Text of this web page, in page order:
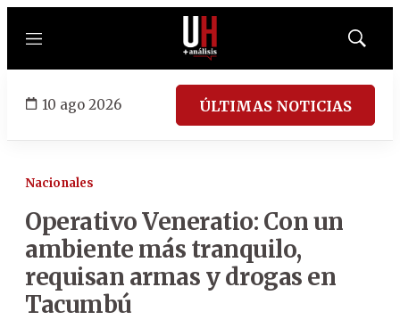
Menú
Mostrar
10 ago 2026 ÚLTIMAS NOTICIAS
Nacionales
Operativo Veneratio: Con un
ambiente más tranquilo,
requisan armas y drogas en
Tacumbú